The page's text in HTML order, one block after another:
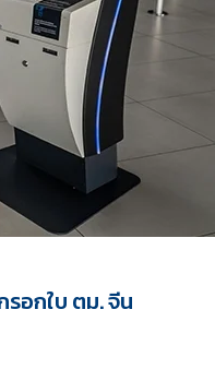
อกใบ ตม. จีน